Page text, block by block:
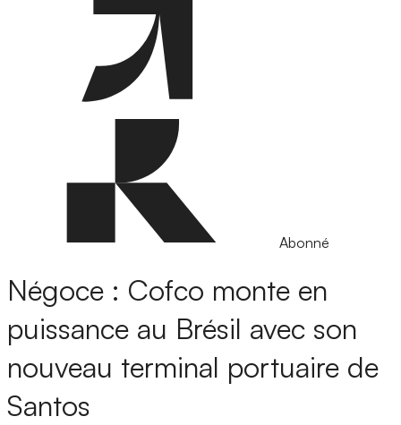
Abonné
Négoce : Cofco monte en
puissance au Brésil avec son
nouveau terminal portuaire de
Santos